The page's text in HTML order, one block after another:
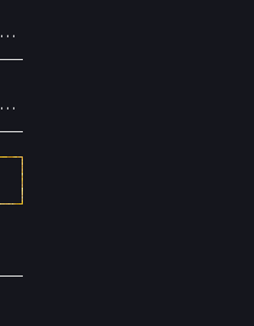
土浦つちうら横丁 MOON BAR Lounge ーズメントBAR シーシャカラ オケお酒
土浦つちうら横丁 MOON BAR Lounge ーズメントBAR シーシャカラ オケお酒